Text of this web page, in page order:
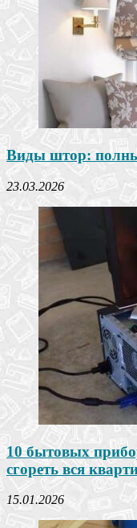
Виды штор:
23.03.2026
10 бытовых
сгореть вся
15.01.2026